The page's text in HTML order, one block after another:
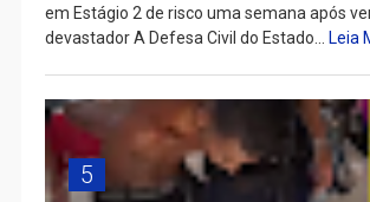
em Estágio 2 de risco uma semana após
devastador A Defesa Civil do Estado...
Leia
5